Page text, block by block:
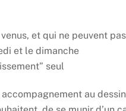
et qui ne peuvent
et le dimanche
seul
au